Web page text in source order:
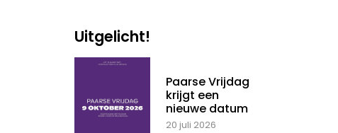
Uitgelicht!
Paarse Vrijdag
krijgt een
nieuwe datum
20 juli 2026